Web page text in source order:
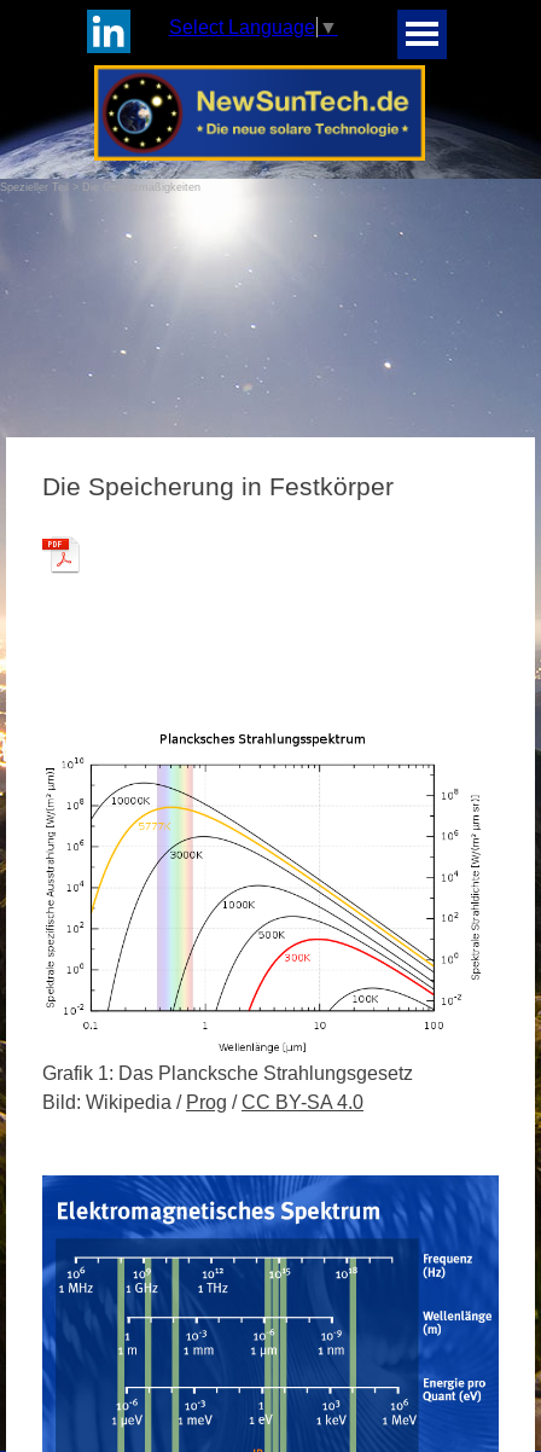
Select Language ▼
Spezieller Teil > Die Gesetzmäßigkeiten
Die Speicherung in Festkörper
Grafik 1: Das Plancksche Strahlungsgesetz
Bild: Wikipedia / Prog /CC BY-SA 4.0